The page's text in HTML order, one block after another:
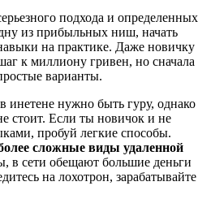
подхода и определенных
из прибыльных ниш, начать
на практике. Даже новичку
к миллиону гривен, но сначала
варианты.
инетене нужно быть гуру, однако
стоит. Если ты новичок и не
пробуй легкие способы.
сложные виды удаленной
в сети обещают большие деньги
на лохотрон, зарабатывайте